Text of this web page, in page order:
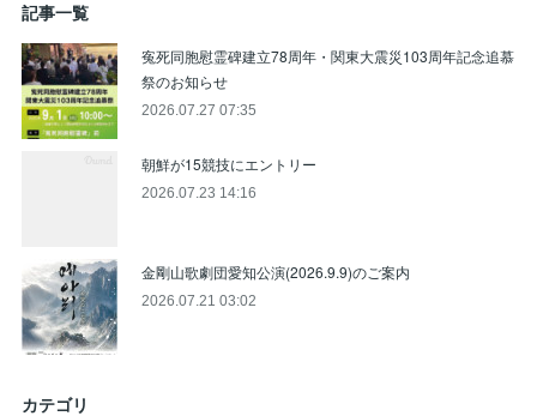
記事一覧
寃死同胞慰霊碑建立78周年・関東大震災103周年記念追慕
祭のお知らせ
2026.07.27 07:35
朝鮮が15競技にエントリー
2026.07.23 14:16
金剛山歌劇団愛知公演(2026.9.9)のご案内
2026.07.21 03:02
カテゴリ